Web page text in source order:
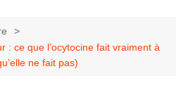
: ce que l’ocytocine fait vraiment à
ne fait pas)